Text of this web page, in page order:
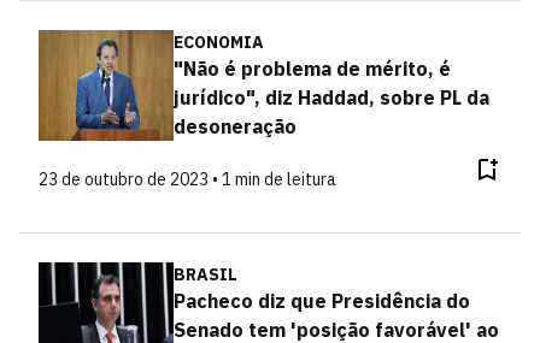
ECONOMIA
"Não é problema de mérito, é
jurídico", diz Haddad, sobre PL da
desoneração
23 de outubro de 2023 • 1 min de leitura
BRASIL
Pacheco diz que Presidência do
Senado tem 'posição favorável' ao